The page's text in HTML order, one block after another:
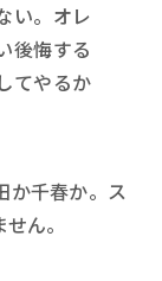
い。オレ
後悔する
てやるか
か千春か。ス
ん。